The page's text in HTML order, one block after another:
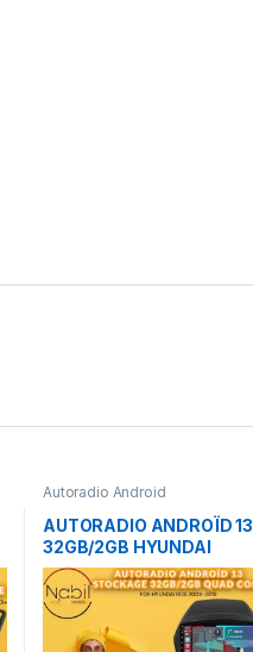
Autoradio Android
AUTORADIO ANDROÏD 13
32GB/2GB HYUNDAI
TUCSON IX35 AVEC
CARPLAY & ANDROID
AUTO WIRLESS